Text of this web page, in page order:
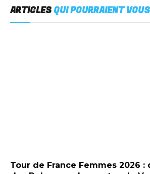
ARTICLES QUI POURRAIENT
Tour de France Femmes 2026 :